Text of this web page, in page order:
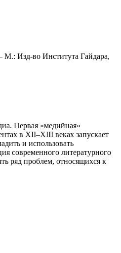
М.: Изд-во Института Гайдара,
Первая «медийная»
в XII–XIII веках запускает
и использовать
современного литературного
ряд проблем, относящихся к